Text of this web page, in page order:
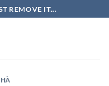
REMOVE IT...